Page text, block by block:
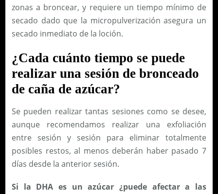
zonas a broncear, y requiere un tiempo mínimo de
secado dado que la micropulverización asegura un
secado inmediato de la loción.
¿Cada cuánto tiempo se puede
realizar una sesión de bronceado
de caña de azúcar?
Se pueden realizar tantas sesiones como se desee,
aunque recomendamos realizar una exfoliación
entre sesión y sesión para eliminar totalmente
posibles restos, al menos deberán haber pasado 7
días desde la anterior sesión.
Si la DHA es un azúcar ¿puede afectar a las